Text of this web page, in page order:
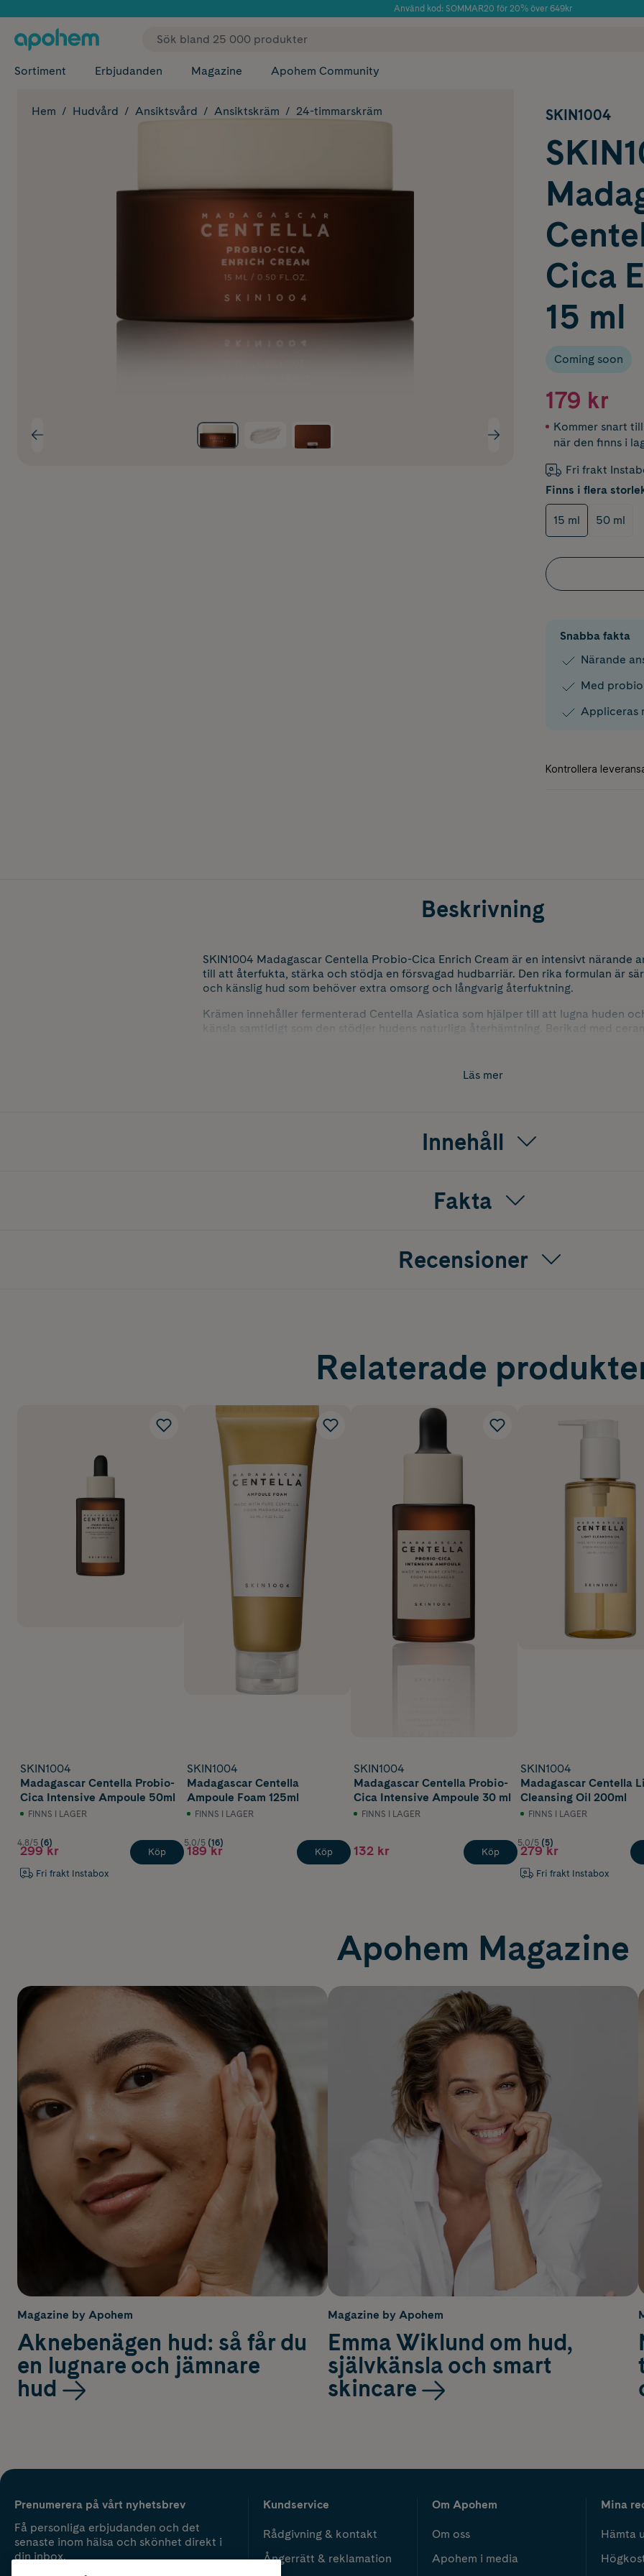
Använd kod: SOMMAR20 för 20% över 649kr
✓ Fri frakt
Sortiment Erbjudanden Magazine Apohem Community
Hem Hudvård Ansiktsvård Ansiktskräm 24-timmarskräm SKIN1004
Cica
15 ml
Coming soon
179 kr
Kommer snart
när den finns i
Fri frakt
Finns i flera
15 ml 50 ml
Snabba fakta
Närande
Med
Appliceras
Beskrivning
SKIN1004 Madagascar Centella Probio-Cica Enrich Cream är en intensivt närande
till att återfukta, stärka och stödja en försvagad hudbarriär. Den rika formulan är
och känslig hud som behöver extra omsorg och långvarig återfuktning.
Krämen innehåller fermenterad Centella Asiatica som hjälper till att lugna huden
känsla samtidigt som den stödjer hudens naturliga återhämtning. Berikad med
Den avancerade sammansättningen är inspirerad av hudens naturliga lamellära
Passar alla hudtyper, särskilt torr, känslig och fuktfattig hud.
Läs mer
Innehåll
Fakta
Recensioner
Relaterade
SKIN1004
Madagascar Centella Probio-
Cica Intensive Ampoule 50ml
FINNS I LAGER
4.8/5 (6)
299 kr
Fri frakt Instabox
Köp
SKIN1004
Madagascar Centella
Ampoule Foam 125ml
FINNS I LAGER
5.0/5 (16)
189 kr Köp
SKIN1004
Madagascar Centella Probio-
Cica Intensive Ampoule 30 ml
FINNS I LAGER
132 kr Köp
SKIN1004
Madagascar Centella
Cleansing Oil 200ml
FINNS I LAGER
5.0/5 (5)
279 kr
Fri frakt Instabox
Apohem Magazine
Magazine by Apohem
Aknebenägen hud: så får du
en lugnare och jämnare
hud
Magazine by Apohem
Emma Wiklund om hud,
självkänsla och smart
skincare
Prenumerera på vårt nyhetsbrev
Få personliga erbjudanden och det
senaste inom hälsa och skönhet direkt i
din inbox.
Kundservice
Rådgivning & kontakt
Ångerrätt & reklamation
Om Apohem
Om oss
Apohem i media
Mina
Hämta